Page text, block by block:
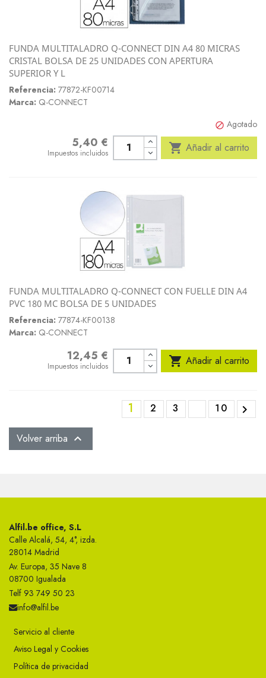
FUNDA MULTITALADRO Q-CONNECT DIN A4 80 MICRAS
CRISTAL BOLSA DE 25 UNIDADES CON APERTURA
SUPERIOR Y L
Referencia: 77872-KF00714
Marca: Q-CONNECT
 Agotado
5,40 €
Impuestos incluidos  Añadir al carrito
FUNDA MULTITALADRO Q-CONNECT CON FUELLE DIN A4
PVC 180 MC BOLSA DE 5 UNIDADES
Referencia: 77874-KF00138
Marca: Q-CONNECT
Precio12,45 €
Impuestos incluidos  Añadir al carrito
1 2 3 10 
Volver arriba 
Alfil.be office, S.L
Calle Alcalá, 54, 4°, izda.
28014 Madrid
Av. Europa, 35 Nave 8
08700 Igualada
Telf 93 749 50 23
info@alfil.be
Servicio al cliente
Aviso Legal y Cookies
Política de privacidad